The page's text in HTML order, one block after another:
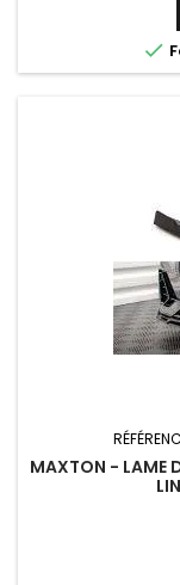

MAXTON - LAME